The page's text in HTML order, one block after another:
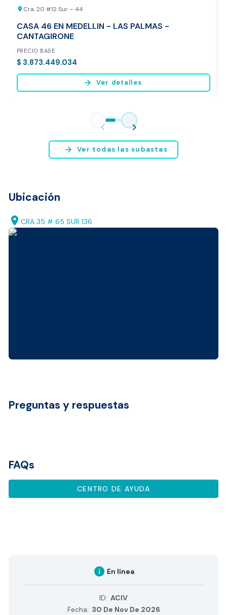
* Servicio disponible exclusivamente para inmuebles ubicados en
Bogotá y Medellín.
location_on Cra. 20 #12 Sur – 44
CASA 46 EN MEDELLIN - LAS PALMAS -
CANTAGIRONE
PRECIO BASE
$ 3.873.449.034
arrow_forward Ver detalles
chevron_left chevron_right
arrow_forward Ver todas las subastas
Ubicación
location_on CRA 35 # 65 SUR 136
Preguntas y respuestas
FAQs
CENTRO DE AYUDA
info En línea
ID: ACIV
Fecha: 30 De Nov De 2026